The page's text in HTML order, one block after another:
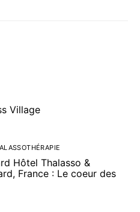
Village
Hôtel Thalasso &
France : Le coeur des